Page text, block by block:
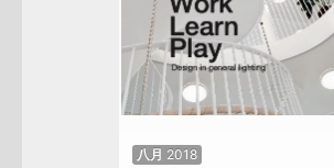
八月 2018